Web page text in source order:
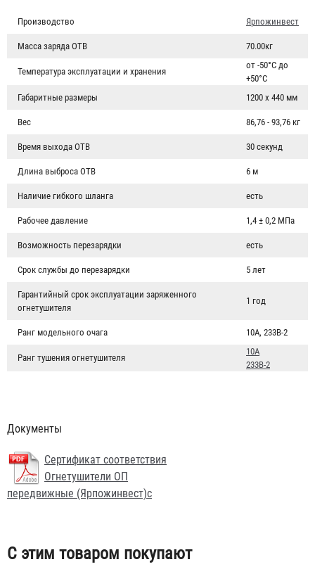
Производство Ярпожинвест
Масса заряда ОТВ 70.00кг
Температура эксплуатации и хранения
от -50°С до
+50°С
Габаритные размеры
1200 х 440 мм
Вес 86,76 - 93,76 кг
Время выхода ОТВ 30 секунд
Длина выброса ОТВ 6 м
Наличие гибкого шланга есть
Рабочее давление 1,4 ± 0,2 МПа
Возможность перезарядки есть
Срок службы до перезарядки 5 лет
Гарантийный срок эксплуатации заряженного
огнетушителя
1 год
Ранг модельного очага 10A, 233B-2
Ранг тушения огнетушителя
10А
233B-2
Документы
Сертификат соответствия
Огнетушители ОП
передвижные (Ярпожинвест)с
С этим товаром покупают